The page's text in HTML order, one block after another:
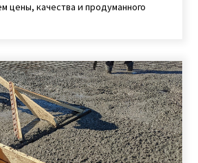
цены, качества и продуманного